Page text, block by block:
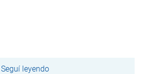
Seguí leyendo